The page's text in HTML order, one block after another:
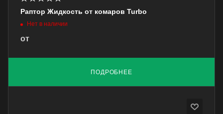
Раптор Жидкость от комаров Turbo
Нет в наличии
от
ПОДРОБНЕЕ